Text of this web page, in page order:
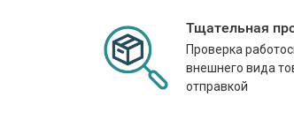
Тщательная
Проверка
внешнего вида
отправкой